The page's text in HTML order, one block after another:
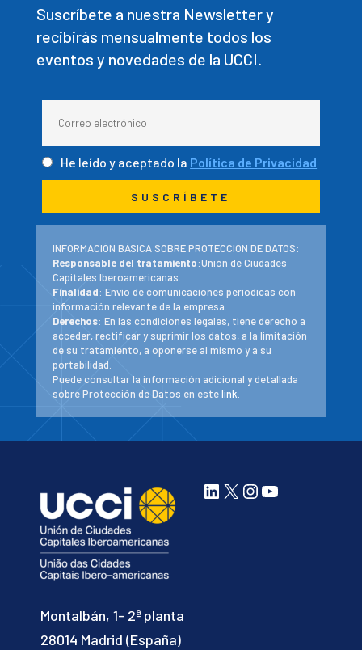
Suscríbete a nuestra Newsletter y
recibirás mensualmente todos los
eventos y novedades de la UCCI.
He leído y aceptado la Política de Privacidad
INFORMACIÓN BÁSICA SOBRE PROTECCIÓN DE DATOS:
Responsable del tratamiento:Unión de Ciudades
Capitales Iberoamericanas.
Finalidad: Envío de comunicaciones periodicas con
información relevante de la empresa.
Derechos: En las condiciones legales, tiene derecho a
acceder, rectificar y suprimir los datos, a la limitación
de su tratamiento, a oponerse al mismo y a su
portabilidad.
Puede consultar la información adicional y detallada
sobre Protección de Datos en estelink
Montalbán, 1- 2ª planta
28014 Madrid (España)
LinkedIn
X Instagram
YouTube